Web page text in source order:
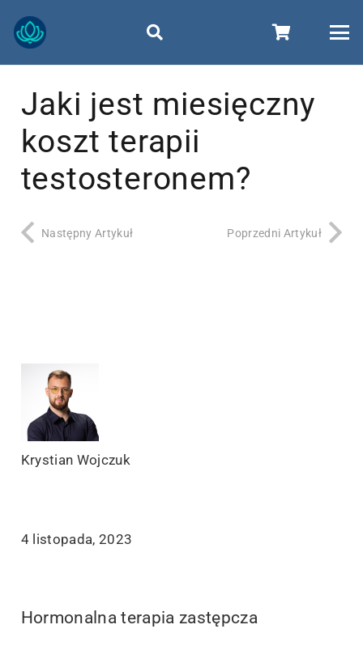
Jaki jest miesięczny
koszt terapii
testosteronem?
Następny Artykuł Poprzedni Artykuł
Krystian Wojczuk
4 listopada, 2023
Hormonalna terapia zastępcza